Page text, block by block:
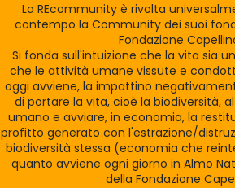
La REcommunity è rivolta
contempo la Community dei suoi
Fondazione
Si fonda sull'intuizione che la vita sia
che le attività umane vissute e
oggi avviene, la impattino
di portare la vita, cioè la biodiversità,
umano e avviare, in economia, la
profitto generato con l'estrazione/
biodiversità stessa (economia che
quanto avviene ogni giorno in Almo
della Fondazione